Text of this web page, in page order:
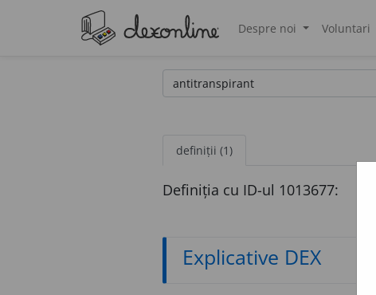
Despre noi Voluntari
definiții (1)
Definiția cu ID-ul 1013677:
Explicative DEX